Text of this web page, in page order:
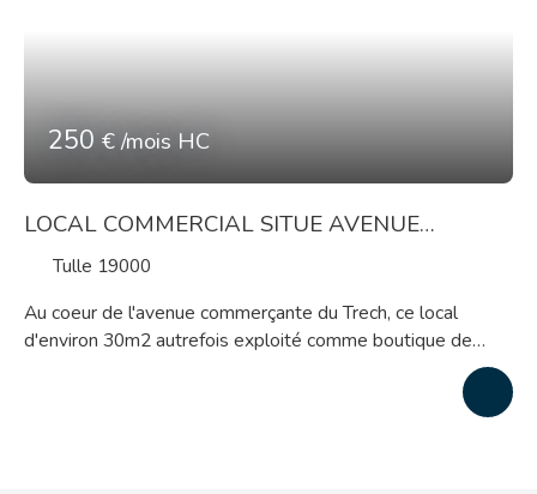
250€ /mois HC
LOCAL COMMERCIAL SITUE AVENUE
CHARLES DE GAULLE
Tulle 19000
Au coeur de l'avenue commerçante du Trech, ce local
d'environ 30m2 autrefois exploité comme boutique de